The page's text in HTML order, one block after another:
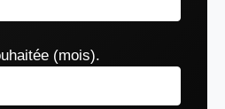
(mois).